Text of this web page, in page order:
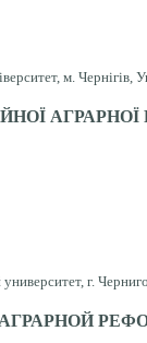
м. Чернігів,
г.